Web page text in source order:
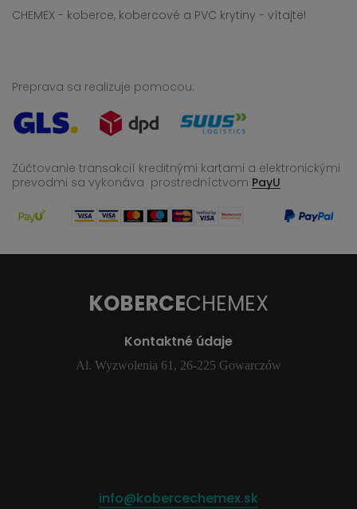
CHEMEX - koberce, kobercové a PVC krytiny - vítajte!
Preprava sa realizuje pomocou:
Zúčtovanie transakcií kreditnými kartami a elektronickými
prevodmi sa vykonáva prostredníctvom PayU
KOBERCECHEMEX
Kontaktné údaje
Al. Wyzwolenia 61, 26-225 Gowarczów
info@kobercechemex.sk